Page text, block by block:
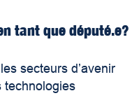
tant que député.e?
secteurs d’avenir
technologies